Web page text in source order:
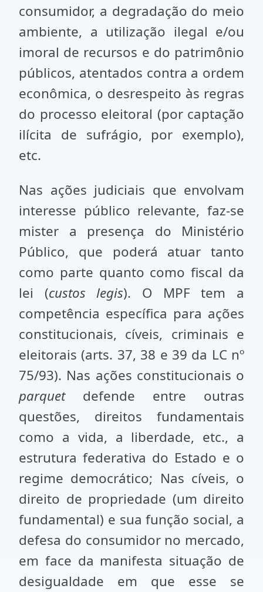
consumidor, a degradação do meio
ambiente, a utilização ilegal e/ou
imoral de recursos e do patrimônio
públicos, atentados contra a ordem
econômica, o desrespeito às regras
do processo eleitoral (por captação
ilícita de sufrágio, por exemplo),
etc.
Nas ações judiciais que envolvam
interesse público relevante, faz-se
mister a presença do Ministério
Público, que poderá atuar tanto
como parte quanto como fiscal da
lei (custos legis). O MPF tem a
competência específica para ações
constitucionais, cíveis, criminais e
eleitorais (arts. 37, 38 e 39 da LC nº
75/93). Nas ações constitucionais o
parquetdefende entre outras
questões, direitos fundamentais
como a vida, a liberdade, etc., a
estrutura federativa do Estado e o
regime democrático; Nas cíveis, o
direito de propriedade (um direito
fundamental) e sua função social, a
defesa do consumidor no mercado,
em face da manifesta situação de
desigualdade em que esse se